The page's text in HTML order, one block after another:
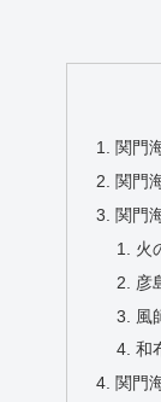
関門
関門
関門
火
彦
風
和
関門